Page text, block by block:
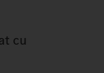
cu